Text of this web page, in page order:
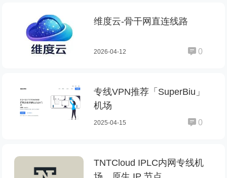
维度云-骨干网直连线路
2026-04-12 0
专线VPN推荐「SuperBiu」
机场
2025-04-15 0
TNTCloud IPLC内网专线机